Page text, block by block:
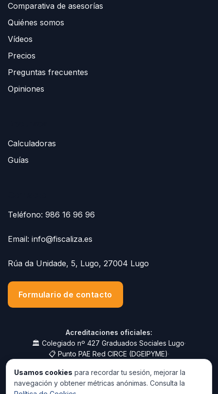
Comparativa de asesorías
Quiénes somos
Vídeos
Precios
Preguntas frecuentes
Opiniones
Calculadoras
Guías
Teléfono: 986 16 96 96
Email: info@fiscaliza.es
Rúa da Unidade, 5, Lugo, 27004 Lugo
Formulario de contacto
Acreditaciones oficiales:
🏛️ Colegiado nº 427 Graduados Sociales Lugo·
📋 Punto PAE Red CIRCE (DGEIPYME)·
📑 Colaborador Social ATRIGA·
🛡️ Seguro RC Profesional CASER
Usamos cookies para recordar tu sesión, mejorar la
navegación y obtener métricas anónimas. Consulta la